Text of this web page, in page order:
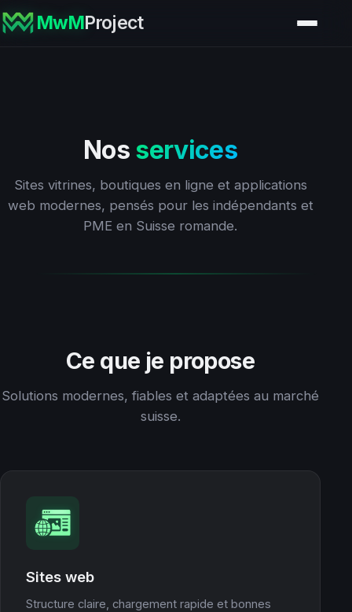
MwMProject
Nos services
Sites vitrines, boutiques en ligne et applications
web modernes, pensés pour les indépendants et
PME en Suisse romande.
Ce que je propose
Solutions modernes, fiables et adaptées au marché
suisse.
Sites web
Structure claire, chargement rapide et bonnes